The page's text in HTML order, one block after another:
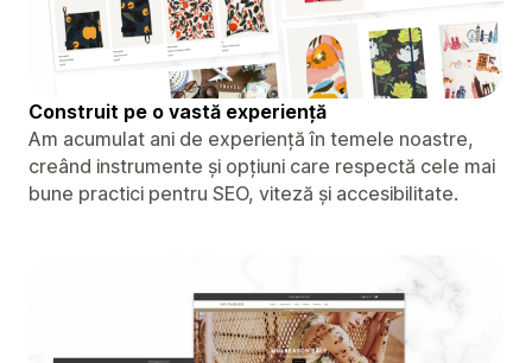
Construit pe o vastă experiență
Am acumulat ani de experiență în temele noastre,
creând instrumente și opțiuni care respectă cele mai
bune practici pentru SEO, viteză și accesibilitate.